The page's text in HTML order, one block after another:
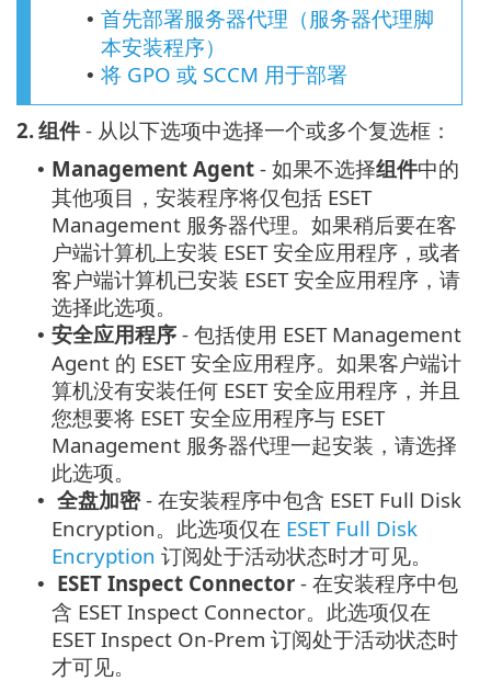
• 首先部署服务器代理（服务器代理脚
本安装程序）
• 将 GPO 或 SCCM 用于部署
2.组件 - 从以下选项中选择一个或多个复选框：
• Management Agent - 如果不选择组件中的
其他项目，安装程序将仅包括 ESET
Management 服务器代理。如果稍后要在客
户端计算机上安装 ESET 安全应用程序，或者
客户端计算机已安装 ESET 安全应用程序，请
选择此选项。
• 安全应用程序 - 包括使用 ESET Management
Agent 的 ESET 安全应用程序。如果客户端计
算机没有安装任何 ESET 安全应用程序，并且
您想要将 ESET 安全应用程序与 ESET
Management 服务器代理一起安装，请选择
此选项。
• 全盘加密- 在安装程序中包含 ESET Full Disk
Encryption。此选项仅在 ESET Full Disk
Encryption 订阅处于活动状态时才可见。
• ESET Inspect Connector - 在安装程序中包
含 ESET Inspect Connector。此选项仅在
ESET Inspect On-Prem 订阅处于活动状态时
才可见。